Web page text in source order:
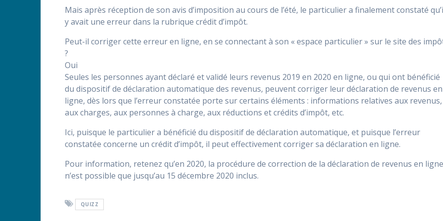
Mais après réception de son avis d’imposition au cours de l’été, le particulier a finalement constaté
y avait une erreur dans la rubrique crédit d’impôt.
Peut-il corriger cette erreur en ligne, en se connectant à son « espace particulier » sur le site des
?
Oui
Seules les personnes ayant déclaré et validé leurs revenus 2019 en 2020 en ligne, ou qui ont bénéficié
du dispositif de déclaration automatique des revenus, peuvent corriger leur déclaration de revenus en
ligne, dès lors que l’erreur constatée porte sur certains éléments : informations relatives aux revenus,
aux charges, aux personnes à charge, aux réductions et crédits d’impôt, etc.
Ici, puisque le particulier a bénéficié du dispositif de déclaration automatique, et puisque l’erreur
constatée concerne un crédit d’impôt, il peut effectivement corriger sa déclaration en ligne.
Pour information, retenez qu’en 2020, la procédure de correction de la déclaration de revenus en ligne
n’est possible que jusqu’au 15 décembre 2020 inclus.
QUIZZ